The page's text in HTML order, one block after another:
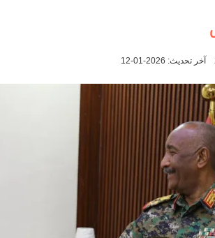
آخر تحديث: 2026-01-12